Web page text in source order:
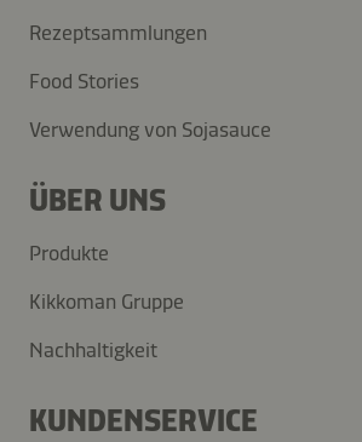
Rezeptsammlungen
Food Stories
Verwendung von Sojasauce
ÜBER UNS
Produkte
Kikkoman Gruppe
Nachhaltigkeit
KUNDENSERVICE